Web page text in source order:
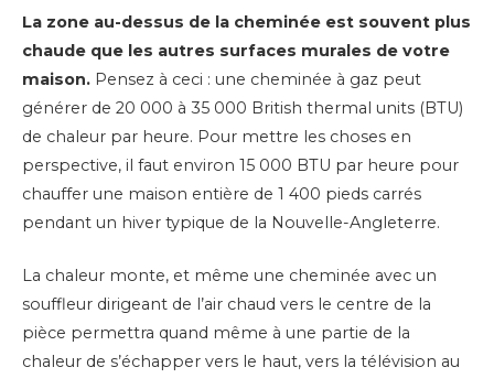
La zone au-dessus de la cheminée est souvent plus
chaude que les autres surfaces murales de votre
maison. Pensez à ceci : une cheminée à gaz peut
générer de 20 000 à 35 000 British thermal units (BTU)
de chaleur par heure. Pour mettre les choses en
perspective, il faut environ 15 000 BTU par heure pour
chauffer une maison entière de 1 400 pieds carrés
pendant un hiver typique de la Nouvelle-Angleterre.
La chaleur monte, et même une cheminée avec un
souffleur dirigeant de l’air chaud vers le centre de la
pièce permettra quand même à une partie de la
chaleur de s’échapper vers le haut, vers la télévision au